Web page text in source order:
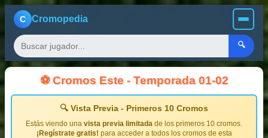
C Cromopedia
🔍
⚽ Cromos Este - Temporada 01-02
🔍 Vista Previa - Primeros 10 Cromos
Estás viendo una vista previa limitada de los primeros 10 cromos.
¡Regístrate gratis! para acceder a todos los cromos de esta